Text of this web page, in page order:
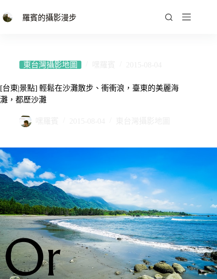
至
羅賓的攝影漫步
東台灣攝影地圖
[台東|景點] 輕鬆在沙灘散步、衝衝浪，臺東的美麗海
灘，都歷沙灘